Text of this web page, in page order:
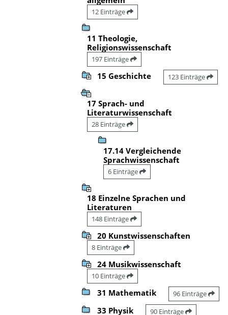
12 Einträge
11 Theologie,
Religionswissenschaft
197 Einträge
15 Geschichte 123 Einträge
17 Sprach- und
Literaturwissenschaft
28 Einträge
17.14 Vergleichende
Sprachwissenschaft
6 Einträge
18 Einzelne Sprachen und
Literaturen
148 Einträge
20 Kunstwissenschaften
8 Einträge
24 Musikwissenschaft
10 Einträge
31 Mathematik 96 Einträge
33 Physik 90 Einträge